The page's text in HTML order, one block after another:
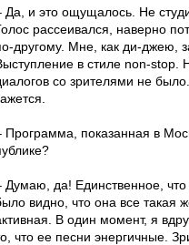
Да, и это ощущалось. Не
рассеивался, наверно
другому. Мне, как ди-джею,
в стиле non-stop.
со зрителями не
Программа, показанная в
Думаю, да! Единственное, что
видно, что она все такая
В один момент, я
что ее песни энергичные.